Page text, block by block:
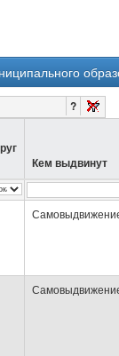
?
Кем выдвинут